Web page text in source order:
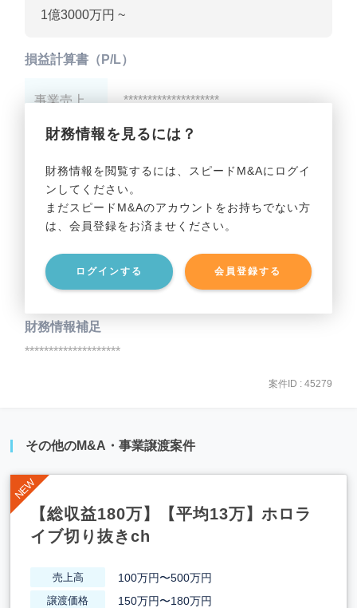
1億3000万円 ~
財務情報を見るには？
財務情報を閲覧するには、スピードM&Aにログイ
ンしてください。
まだスピードM&Aのアカウントをお持ちでない方
は、会員登録をお済ませください。
ログインする 会員登録する
損益計算書（P/L）
事業売上 ********************
事業利益 ********************
貸借対照表（B/S）
事業資産 ********************
事業負債 ********************
財務情報補足
********************
案件ID : 45279
その他のM&A・事業譲渡案件
【総収益180万】【平均13万】ホロラ
イブ切り抜きch
売上高 100万円〜500万円
譲渡価格 150万円〜180万円